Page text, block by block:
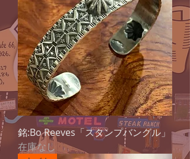
銘:Bo Reeves「スタンプバングル」
在庫なし